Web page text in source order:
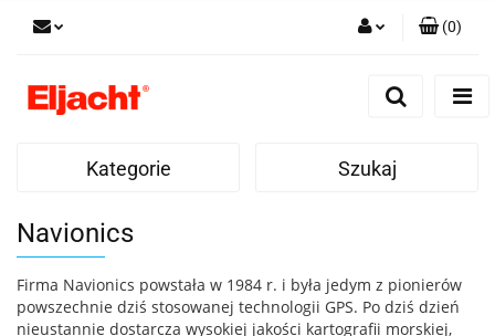
(0)
Kategorie Szukaj
Navionics
Firma Navionics powstała w 1984 r. i była jedym z pionierów
powszechnie dziś stosowanej technologii GPS. Po dziś dzień
nieustannie dostarcza wysokiej jakości kartografii morskiej,